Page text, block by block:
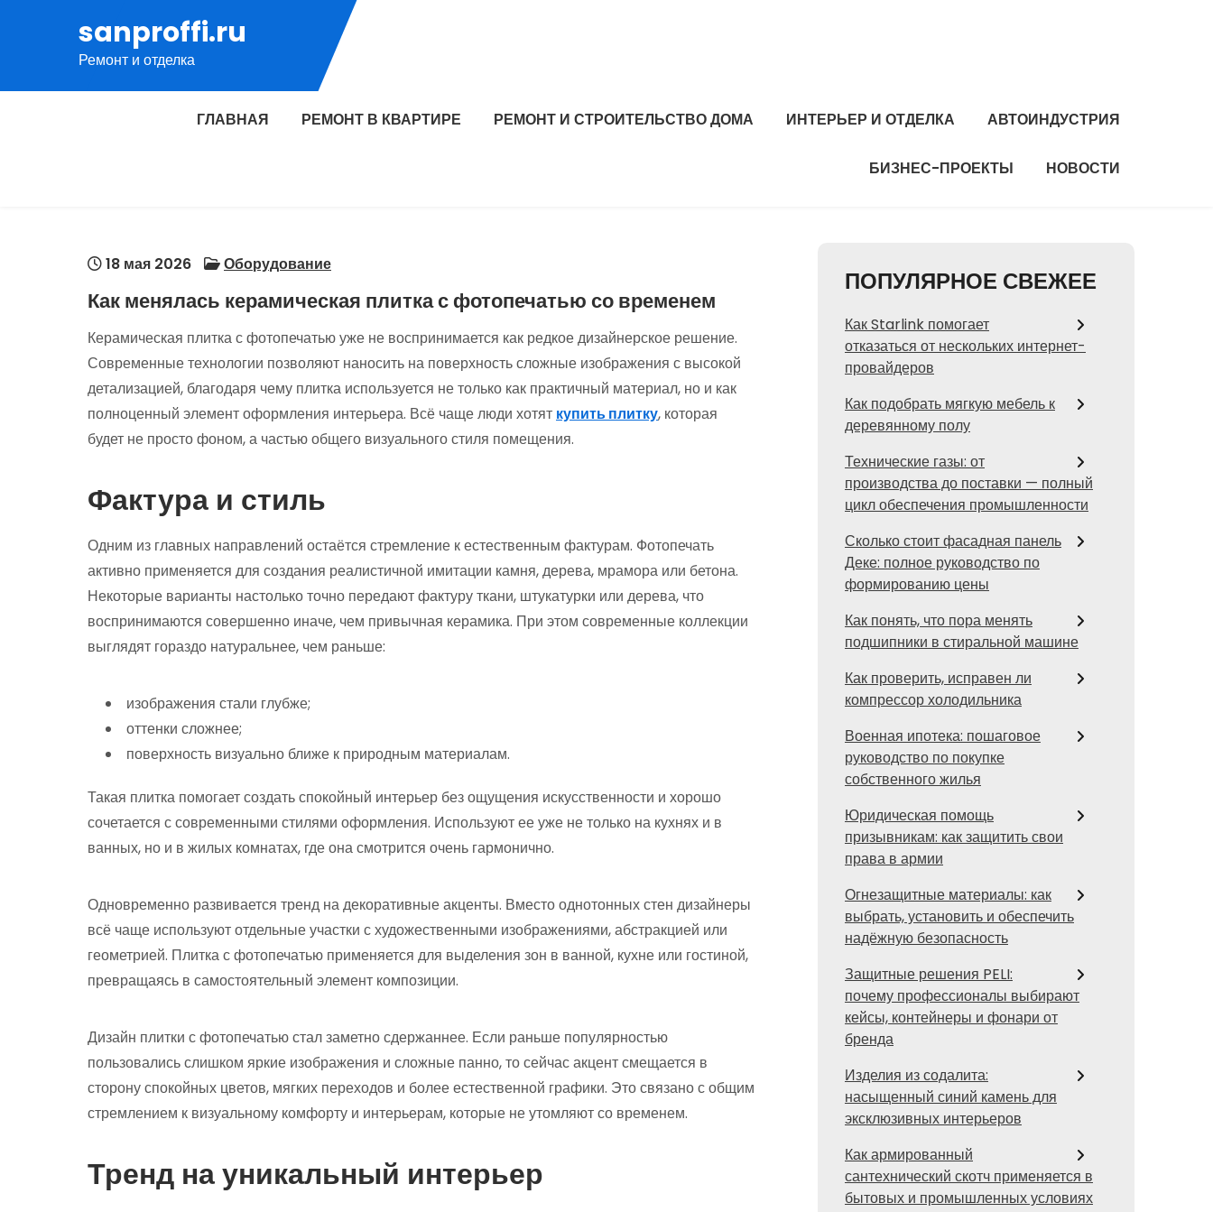
содержимому
sanproffi.ru
Ремонт и отделка
ГЛАВНАЯ РЕМОНТ В КВАРТИРЕ РЕМОНТ И СТРОИТЕЛЬСТВО ДОМА ИНТЕРЬЕР И ОТДЕЛКА АВТОИНДУСТРИЯ
БИЗНЕС-ПРОЕКТЫ НОВОСТИ
18 мая 2026 Оборудование
Как менялась керамическая плитка с фотопечатью со временем
Керамическая плитка с фотопечатью уже не воспринимается как редкое дизайнерское решение.
Современные технологии позволяют наносить на поверхность сложные изображения с высокой
детализацией, благодаря чему плитка используется не только как практичный материал, но и как
полноценный элемент оформления интерьера. Всё чаще люди хотят купить плитку, которая
будет не просто фоном, а частью общего визуального стиля помещения.
Фактура и стиль
Одним из главных направлений остаётся стремление к естественным фактурам. Фотопечать
активно применяется для создания реалистичной имитации камня, дерева, мрамора или бетона.
Некоторые варианты настолько точно передают фактуру ткани, штукатурки или дерева, что
воспринимаются совершенно иначе, чем привычная керамика. При этом современные коллекции
выглядят гораздо натуральнее, чем раньше:
изображения стали глубже;
оттенки сложнее;
поверхность визуально ближе к природным материалам.
Такая плитка помогает создать спокойный интерьер без ощущения искусственности и хорошо
сочетается с современными стилями оформления. Используют ее уже не только на кухнях и в
ванных, но и в жилых комнатах, где она смотрится очень гармонично.
Одновременно развивается тренд на декоративные акценты. Вместо однотонных стен дизайнеры
всё чаще используют отдельные участки с художественными изображениями, абстракцией или
геометрией. Плитка с фотопечатью применяется для выделения зон в ванной, кухне или гостиной,
превращаясь в самостоятельный элемент композиции.
Дизайн плитки с фотопечатью стал заметно сдержаннее. Если раньше популярностью
пользовались слишком яркие изображения и сложные панно, то сейчас акцент смещается в
сторону спокойных цветов, мягких переходов и более естественной графики. Это связано с общим
стремлением к визуальному комфорту и интерьерам, которые не утомляют со временем.
Тренд на уникальный интерьер
ПОПУЛЯРНОЕ СВЕЖЕЕ
Как Starlink помогает
отказаться от нескольких интернет-
провайдеров
Как подобрать мягкую мебель к
деревянному полу
Технические газы: от
производства до поставки — полный
цикл обеспечения промышленности
Сколько стоит фасадная панель
Деке: полное руководство по
формированию цены
Как понять, что пора менять
подшипники в стиральной машине
Как проверить, исправен ли
компрессор холодильника
Военная ипотека: пошаговое
руководство по покупке
собственного жилья
Юридическая помощь
призывникам: как защитить свои
права в армии
Огнезащитные материалы: как
выбрать, установить и обеспечить
надёжную безопасность
Защитные решения PELI:
почему профессионалы выбирают
кейсы, контейнеры и фонари от
бренда
Изделия из содалита:
насыщенный синий камень для
эксклюзивных интерьеров
Как армированный
сантехнический скотч применяется в
бытовых и промышленных условиях